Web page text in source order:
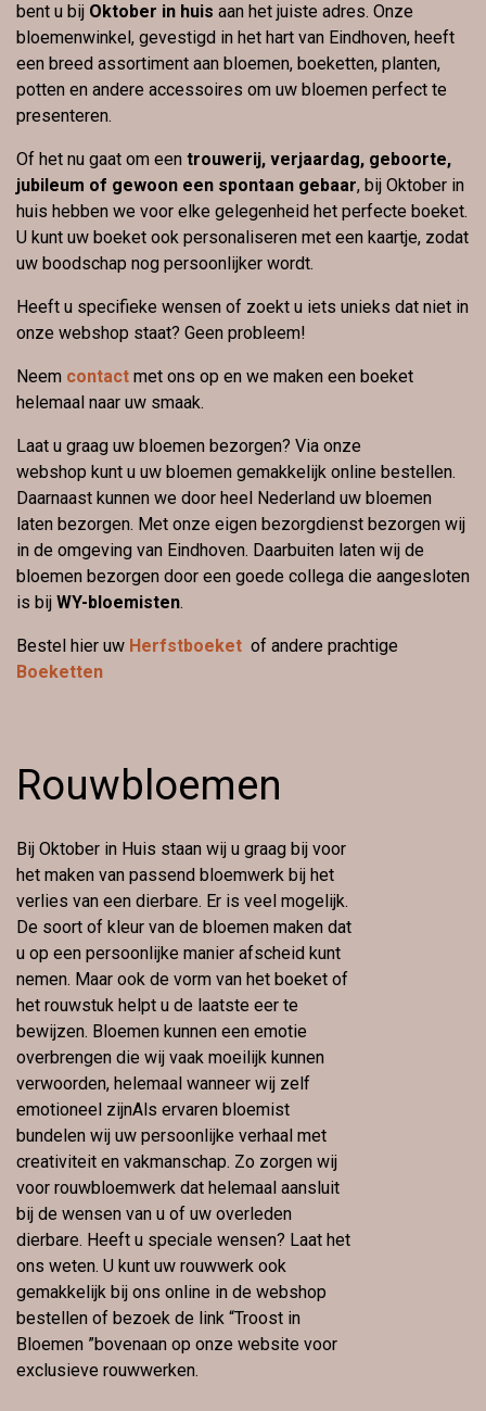
bent u bij Oktober in huis aan het juiste adres. Onze
bloemenwinkel, gevestigd in het hart van Eindhoven, heeft
een breed assortiment aan bloemen, boeketten, planten,
potten en andere accessoires om uw bloemen perfect te
presenteren.
Of het nu gaat om een trouwerij, verjaardag, geboorte,
jubileum of gewoon een spontaan gebaar, bij Oktober in
huis hebben we voor elke gelegenheid het perfecte boeket.
U kunt uw boeket ook personaliseren met een kaartje, zodat
uw boodschap nog persoonlijker wordt.
Heeft u specifieke wensen of zoekt u iets unieks dat niet in
onze webshop staat? Geen probleem!
Neem contact met ons op en we maken een boeket
helemaal naar uw smaak.
Laat u graag uw bloemen bezorgen? Via onze
webshop kunt u uw bloemen gemakkelijk online bestellen.
Daarnaast kunnen we door heel Nederland uw bloemen
laten bezorgen. Met onze eigen bezorgdienst bezorgen wij
in de omgeving van Eindhoven. Daarbuiten laten wij de
bloemen bezorgen door een goede collega die aangesloten
is bij WY-bloemisten.
Bestel hier uw Herfstboeket of andere prachtige
Boeketten
Rouwbloemen
Bij Oktober in Huis staan wij u graag bij voor
het maken van passend bloemwerk bij het
verlies van een dierbare. Er is veel mogelijk.
De soort of kleur van de bloemen maken dat
u op een persoonlijke manier afscheid kunt
nemen. Maar ook de vorm van het boeket of
het rouwstuk helpt u de laatste eer te
bewijzen. Bloemen kunnen een emotie
overbrengen die wij vaak moeilijk kunnen
verwoorden, helemaal wanneer wij zelf
emotioneel zijnAls ervaren bloemist
bundelen wij uw persoonlijke verhaal met
creativiteit en vakmanschap. Zo zorgen wij
voor rouwbloemwerk dat helemaal aansluit
bij de wensen van u of uw overleden
dierbare. Heeft u speciale wensen? Laat het
ons weten. U kunt uw rouwwerk ook
gemakkelijk bij ons online in de webshop
bestellen of bezoek de link “Troost in
Bloemen ”bovenaan op onze website voor
exclusieve rouwwerken.